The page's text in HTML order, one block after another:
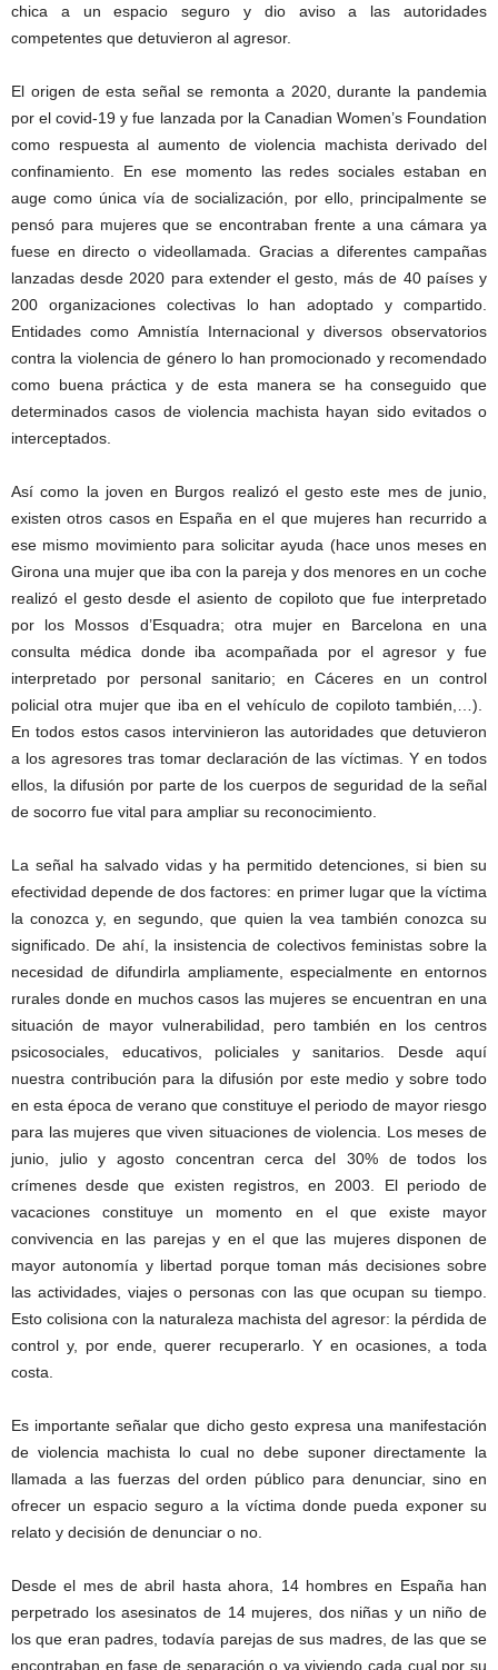
chica a un espacio seguro y dio aviso a las autoridades
competentes que detuvieron al agresor.
El origen de esta señal se remonta a 2020, durante la pandemia
por el covid-19 y fue lanzada por la Canadian Women’s Foundation
como respuesta al aumento de violencia machista derivado del
confinamiento. En ese momento las redes sociales estaban en
auge como única vía de socialización, por ello, principalmente se
pensó para mujeres que se encontraban frente a una cámara ya
fuese en directo o videollamada. Gracias a diferentes campañas
lanzadas desde 2020 para extender el gesto, más de 40 países y
200 organizaciones colectivas lo han adoptado y compartido.
Entidades como Amnistía Internacional y diversos observatorios
contra la violencia de género lo han promocionado y recomendado
como buena práctica y de esta manera se ha conseguido que
determinados casos de violencia machista hayan sido evitados o
interceptados.
Así como la joven en Burgos realizó el gesto este mes de junio,
existen otros casos en España en el que mujeres han recurrido a
ese mismo movimiento para solicitar ayuda (hace unos meses en
Girona una mujer que iba con la pareja y dos menores en un coche
realizó el gesto desde el asiento de copiloto que fue interpretado
por los Mossos d’Esquadra; otra mujer en Barcelona en una
consulta médica donde iba acompañada por el agresor y fue
interpretado por personal sanitario; en Cáceres en un control
policial otra mujer que iba en el vehículo de copiloto también,…).
En todos estos casos intervinieron las autoridades que detuvieron
a los agresores tras tomar declaración de las víctimas. Y en todos
ellos, la difusión por parte de los cuerpos de seguridad de la señal
de socorro fue vital para ampliar su reconocimiento.
La señal ha salvado vidas y ha permitido detenciones, si bien su
efectividad depende de dos factores: en primer lugar que la víctima
la conozca y, en segundo, que quien la vea también conozca su
significado. De ahí, la insistencia de colectivos feministas sobre la
necesidad de difundirla ampliamente, especialmente en entornos
rurales donde en muchos casos las mujeres se encuentran en una
situación de mayor vulnerabilidad, pero también en los centros
psicosociales, educativos, policiales y sanitarios. Desde aquí
nuestra contribución para la difusión por este medio y sobre todo
en esta época de verano que constituye el periodo de mayor riesgo
para las mujeres que viven situaciones de violencia. Los meses de
junio, julio y agosto concentran cerca del 30% de todos los
crímenes desde que existen registros, en 2003. El periodo de
vacaciones constituye un momento en el que existe mayor
convivencia en las parejas y en el que las mujeres disponen de
mayor autonomía y libertad porque toman más decisiones sobre
las actividades, viajes o personas con las que ocupan su tiempo.
Esto colisiona con la naturaleza machista del agresor: la pérdida de
control y, por ende, querer recuperarlo. Y en ocasiones, a toda
costa.
Es importante señalar que dicho gesto expresa una manifestación
de violencia machista lo cual no debe suponer directamente la
llamada a las fuerzas del orden público para denunciar, sino en
ofrecer un espacio seguro a la víctima donde pueda exponer su
relato y decisión de denunciar o no.
Desde el mes de abril hasta ahora, 14 hombres en España han
perpetrado los asesinatos de 14 mujeres, dos niñas y un niño de
los que eran padres, todavía parejas de sus madres, de las que se
encontraban en fase de separación o ya viviendo cada cual por su